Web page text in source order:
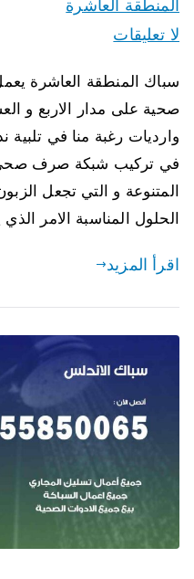
المنطقة العاشرة
لا تعليقات
سباك المنطقة العاشرة
صحية على مدار الاربع و
وارديات رغبة منا في تلبية
في تركيب شبكة صرف
المتنوعة و التي تجعل
الحلول المناسبة الامر
اقرأ المزيد